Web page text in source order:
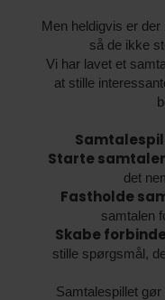
Men heldigvis er
så de ikke
Vi har lavet et
at stille
Starte
det
Fastholde
samtalen
Skabe
stille spørgsmål,
Samtalespillet